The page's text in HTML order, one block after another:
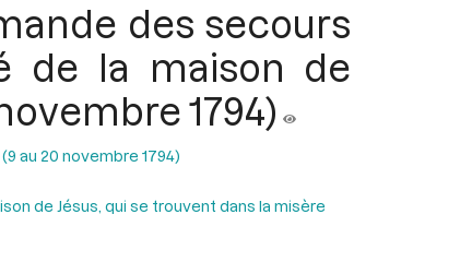
des secours
de la maison de
1794)
au 20 novembre 1794)
de Jésus, qui se trouvent dans la misère